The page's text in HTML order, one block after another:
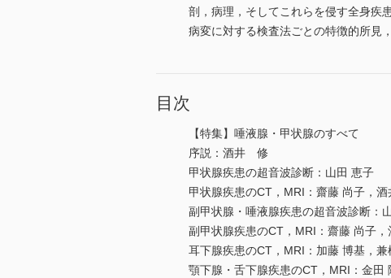
剖，病理，そしてこれらを侵す全身疾
病変に対する検査法ごとの特徴的所見
目次
【特集】唾液腺・甲状腺のすべて
序説：酒井 修
甲状腺疾患の超音波診断：山田 恵子
甲状腺疾患のCT，MRI：齋藤 尚子，酒
副甲状腺・唾液腺疾患の超音波診断：
副甲状腺疾患のCT，MRI：齋藤 尚子，
耳下腺疾患のCT，MRI：加藤 博基，兼
顎下腺・舌下腺疾患のCT，MRI：金田